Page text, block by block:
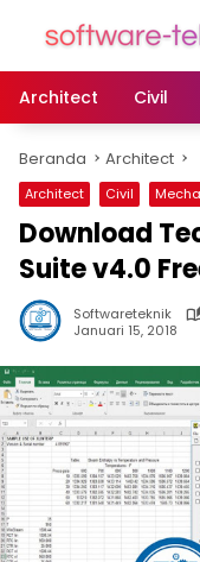
Architect
Civil
Beranda Architect
Architect Civil
Download
Suite v4.0
Softwareteknik
Januari 15, 2018